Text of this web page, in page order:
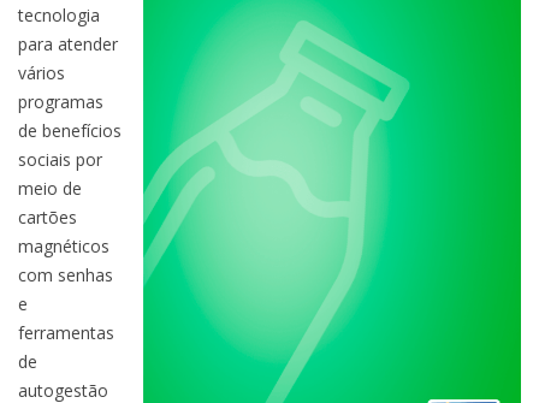
tecnologia
para atender
vários
programas
de benefícios
sociais por
meio de
cartões
magnéticos
com senhas
e
ferramentas
de
autogestão